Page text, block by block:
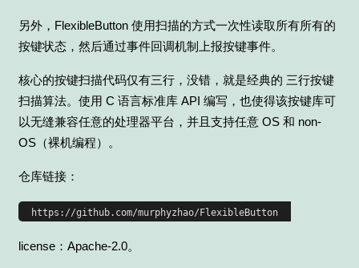
另外，FlexibleButton 使用扫描的方式一次性读取所有所有的
按键状态，然后通过事件回调机制上报按键事件。
核心的按键扫描代码仅有三行，没错，就是经典的 三行按键
扫描算法。使用 C 语言标准库 API 编写，也使得该按键库可
以无缝兼容任意的处理器平台，并且支持任意 OS 和 non-
OS（裸机编程）。
仓库链接：
license：Apache-2.0。